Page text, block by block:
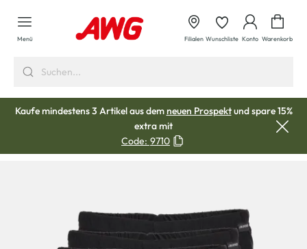
springen
Menü Filialen Wunschliste Konto Warenkorb
Kaufe mindestens 3 Artikel aus demneuen Prospektund spare 15%
extra mit
Code: 9710